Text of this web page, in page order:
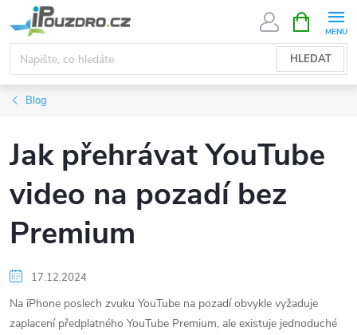
na
obsah
HLEDAT
NÁKUPNÍ
KOŠÍK
Blog
Jak přehrávat YouTube
video na pozadí bez
Premium
17.12.2024
Na iPhone poslech zvuku YouTube na pozadí obvykle vyžaduje
zaplacení předplatného YouTube Premium, ale existuje jednoduché